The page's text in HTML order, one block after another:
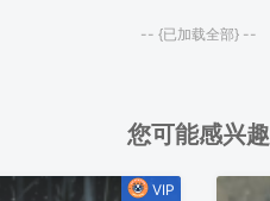
-- {已加载全部} --
您可能感兴趣